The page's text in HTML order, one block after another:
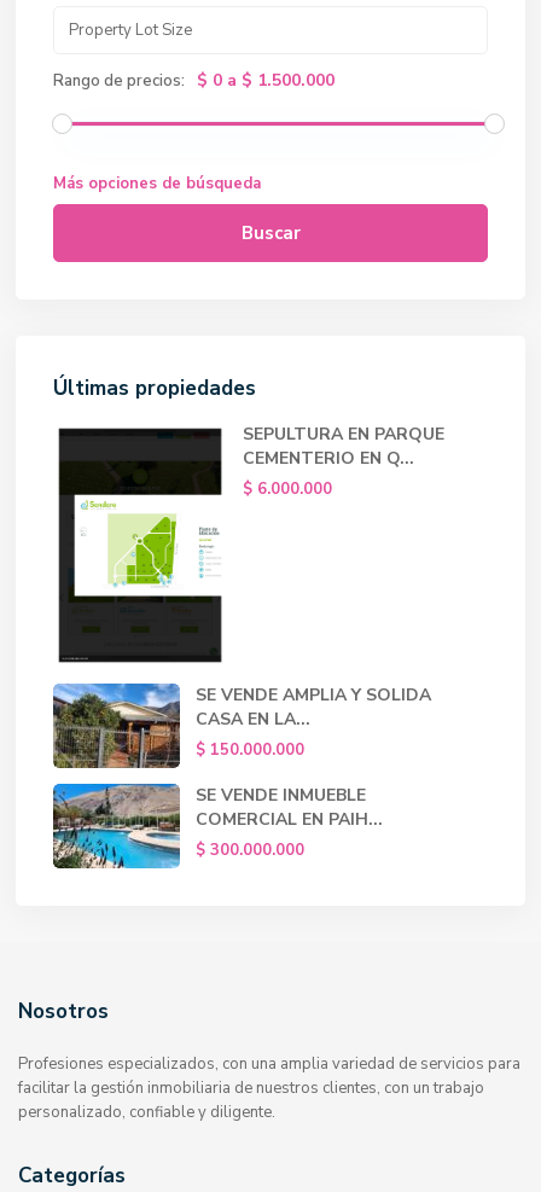
Rango de precios: $ 0 a $ 1.500.000
Más opciones de búsqueda
Buscar
Últimas propiedades
SEPULTURA EN PARQUE
CEMENTERIO EN Q...
$ 6.000.000
SE VENDE AMPLIA Y SOLIDA
CASA EN LA...
$ 150.000.000
SE VENDE INMUEBLE
COMERCIAL EN PAIH...
$ 300.000.000
Nosotros
Profesiones especializados, con una amplia variedad de servicios para
facilitar la gestión inmobiliaria de nuestros clientes, con un trabajo
personalizado, confiable y diligente.
Categorías